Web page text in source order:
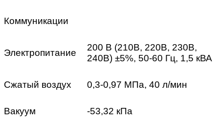
Коммуникации
Электропитание
200 В (210В, 220В, 230В,
240В) ±5%, 50-60 Гц, 1,5 кВА
Сжатый воздух 0,3-0,97 МПа, 40 л/мин
Вакуум -53,32 кПа